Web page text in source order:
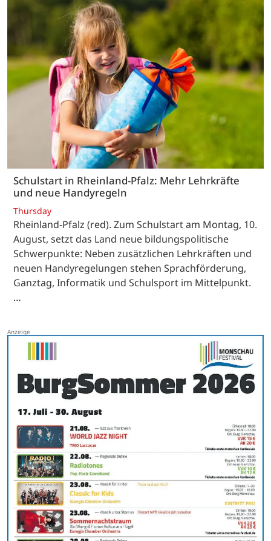
Schulstart in Rheinland-Pfalz: Mehr Lehrkräfte
und neue Handyregeln
Thursday
Rheinland-Pfalz (red). Zum Schulstart am Montag, 10.
August, setzt das Land neue bildungspolitische
Schwerpunkte: Neben zusätzlichen Lehrkräften und
neuen Handyregelungen stehen Sprachförderung,
Ganztag, Informatik und Schulsport im Mittelpunkt.
…